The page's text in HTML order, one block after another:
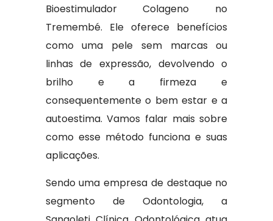
Bioestimulador Colageno no
Tremembé. Ele oferece benefícios
como uma pele sem marcas ou
linhas de expressão, devolvendo o
brilho e a firmeza e
consequentemente o bem estar e a
autoestima. Vamos falar mais sobre
como esse método funciona e suas
aplicações.
Sendo uma empresa de destaque no
segmento de Odontologia, a